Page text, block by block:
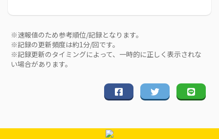
※速報値のため参考順位/記録となります。
※記録の更新頻度は約1分/回です。
※記録更新のタイミングによって、一時的に正しく表示されな
い場合があります。